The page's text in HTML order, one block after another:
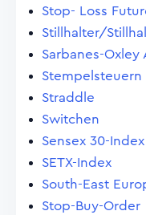
Stop- Loss
Stillhalter/
Sarbanes-Oxley
Stempelsteuern
Straddle
Switchen
Sensex 30-Index
SETX-Index
South-East
Stop-Buy-Order